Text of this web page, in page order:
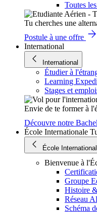
Toutes
Tu cherches une
Postule à une offre
International
International
Étudier à
Learning
Stages et
Envie de te former à
Découvre notre
École Internationale
École
Bienvenue à
Groupe
Histoire
Réseau
Schéma